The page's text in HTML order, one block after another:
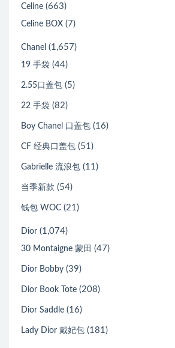
Celine (663)
Celine BOX (7)
Chanel (1,657)
19 手袋 (44)
2.55口盖包 (5)
22 手袋 (82)
Boy Chanel 口盖包 (16)
CF 经典口盖包 (51)
Gabrielle 流浪包 (11)
当季新款 (54)
钱包 WOC (21)
Dior (1,074)
30 Montaigne 蒙田 (47)
Dior Bobby (39)
Dior Book Tote (208)
Dior Saddle (16)
Lady Dior 戴妃包 (181)